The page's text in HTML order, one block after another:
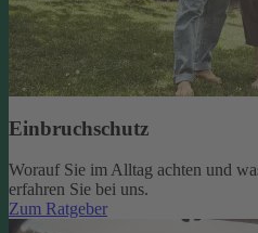
Einbruchschutz
Worauf Sie im Alltag achten und
erfahren Sie bei uns.
Zum Ratgeber